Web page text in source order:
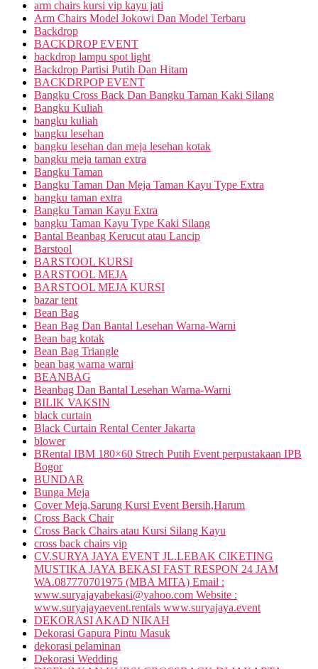
arm chairs kursi vip kayu jati
Arm Chairs Model Jokowi Dan Model Terbaru
Backdrop
BACKDROP EVENT
backdrop lampu spot light
Backdrop Partisi Putih Dan Hitam
BACKDRPOP EVENT
Bangku Cross Back Dan Bangku Taman Kaki Silang
Bangku Kuliah
bangku kuliah
bangku lesehan
bangku lesehan dan meja lesehan kotak
bangku meja taman extra
Bangku Taman
Bangku Taman Dan Meja Taman Kayu Type Extra
bangku taman extra
Bangku Taman Kayu Extra
bangku Taman Kayu Type Kaki Silang
Bantal Beanbag Kerucut atau Lancip
Barstool
BARSTOOL KURSI
BARSTOOL MEJA
BARSTOOL MEJA KURSI
bazar tent
Bean Bag
Bean Bag Dan Bantal Lesehan Warna-Warni
Bean bag kotak
Bean Bag Triangle
bean bag warna warni
BEANBAG
Beanbag Dan Bantal Lesehan Warna-Warni
BILIK VAKSIN
black curtain
Black Curtain Rental Center Jakarta
blower
BRental IBM 180×60 Strech Putih Event perpustakaan IPB
Bogor
BUNDAR
Bunga Meja
Cover Meja,Sarung Kursi Event Bersih,Harum
Cross Back Chair
Cross Back Chairs atau Kursi Silang Kayu
cross back chairs vip
CV.SURYA JAYA EVENT JL.LEBAK CIKETING
MUSTIKA JAYA BEKASI FAST RESPON 24 JAM
WA.087770701975 (MBA MITA) Email :
www.suryajayabekasi@yahoo.com Website :
www.suryajayaevent.rentals www.suryajaya.event
DEKORASI AKAD NIKAH
Dekorasi Gapura Pintu Masuk
dekorasi pelaminan
Dekorasi Wedding